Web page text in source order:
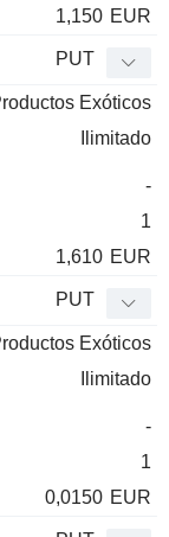
1,150 EUR
PUT
Exóticos
Ilimitado
-
1
1,610 EUR
PUT
Exóticos
Ilimitado
-
1
0,0150 EUR